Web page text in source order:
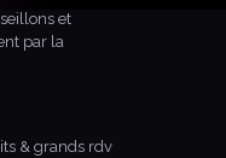
et
par la
& grands rdv